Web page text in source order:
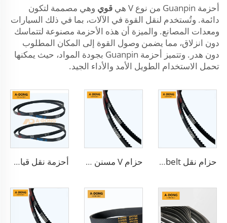
أحزمة Guanpin من نوع V هي
قوي وهي مصممة لتكون
دائمة. وتُستخدم لنقل القوة في الآلات، بما في ذلك السيارات
ومعدات المصانع. والميزة أن هذه الأحزمة مصنوعة لتتماسك
دون انزلاق، مما يضمن وصول القوة إلى المكان المطلوب
دون هدر. وتتميز أحزمة Guanpin بجودة المواد، حيث يمكنها
تحمل الاستخدام الطويل الأمد والأداء الجيد.
حزام نقل V-belt كهربائي فعال 13X900LA بأسنان مطاطية لنقل الحركة بالتروس، حزام الدينامو حزام V مسنن مطاطي للسيارات أحزمة نقل قياسية مزودة بأسنان 6PK1140 للسيارات